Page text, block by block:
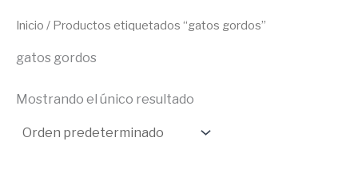
Inicio / Productos etiquetados “gatos gordos”
gatos gordos
Mostrando el único resultado